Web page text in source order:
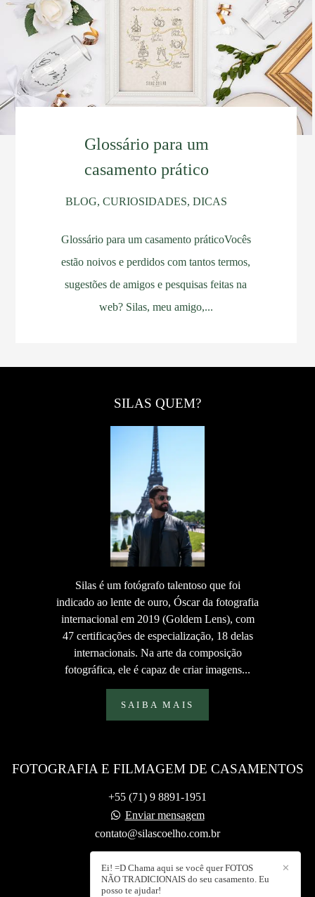
Glossário para um
casamento prático
BLOG, CURIOSIDADES, DICAS
Glossário para um casamento práticoVocês
estão noivos e perdidos com tantos termos,
sugestões de amigos e pesquisas feitas na
web? Silas, meu amigo,...
SILAS QUEM?
Silas é um fotógrafo talentoso que foi
indicado ao lente de ouro, Óscar da fotografia
internacional em 2019 (Goldem Lens), com
47 certificações de especialização, 18 delas
internacionais. Na arte da composição
fotográfica, ele é capaz de criar imagens...
SAIBA MAIS
FOTOGRAFIA E FILMAGEM DE CASAMENTOS
+55 (71) 9 8891-1951
Enviar mensagem
contato@silascoelho.com.br
✕
Ei! =D Chama aqui se você quer FOTOS
NÃO TRADICIONAIS do seu casamento. Eu
posso te ajudar!